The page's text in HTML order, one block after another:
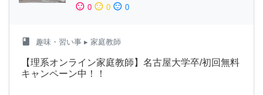
sentiment_satisfied 0 sentiment_neutral 0 sentiment_dissatisfied 0
class 趣味・習い事 ▸ 家庭教師
【理系オンライン家庭教師】名古屋大学卒/初回無料
キャンペーン中！！